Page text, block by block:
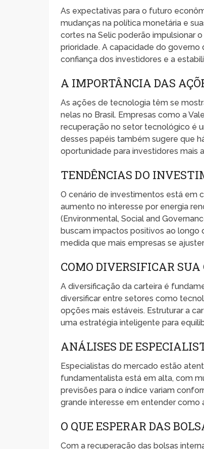
As expectativas para o futuro
mudanças na política monetária e
cortes na Selic poderão impulsionar
prioridade. A capacidade do
confiança dos investidores e a
A IMPORTÂNCIA DAS
As ações de tecnologia têm se
nelas no Brasil. Empresas como a
recuperação no setor tecnológico é
desses papéis também sugere que
oportunidade para investidores mais
TENDÊNCIAS DO
O cenário de investimentos está em
aumento no interesse por energia
(Environmental, Social and
buscam impactos positivos ao longo
medida que mais empresas se
COMO DIVERSIFICAR
A diversificação da carteira é
diversificar entre setores como
opções mais estáveis. Estruturar a
uma estratégia inteligente para
ANÁLISES DE
Especialistas do mercado estão
fundamentalista está em alta, com
previsões para o índice variam
grande interesse em entender como
O QUE ESPERAR DAS
Com a recuperação das bolsas